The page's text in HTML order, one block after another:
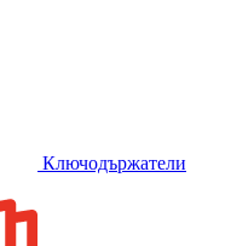
Ключодържатели